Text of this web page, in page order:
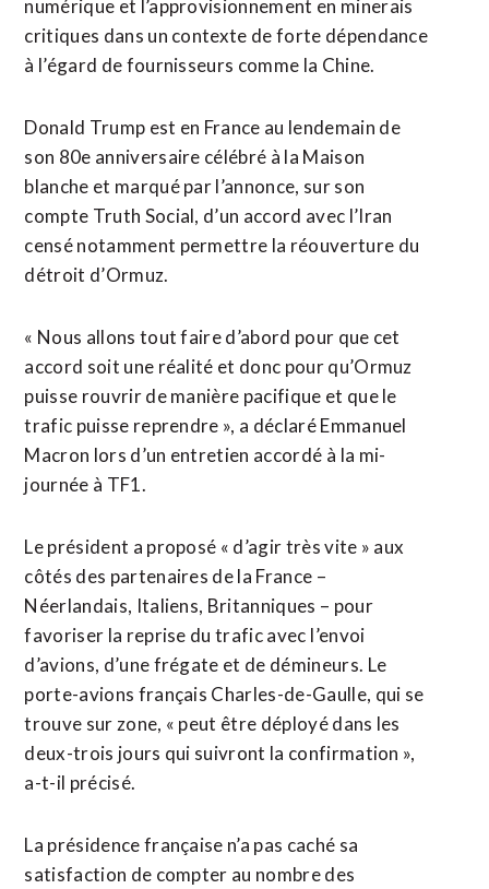
numérique et l’approvisionnement ​en minerais
critiques dans un contexte de forte dépendance
à l’égard de fournisseurs comme la Chine.
Donald Trump est en France au lendemain de
son 80e anniversaire célébré à la Maison
blanche et marqué par l’annonce, sur son
compte Truth Social, d’un accord avec l’Iran
censé notamment permettre la réouverture du
détroit d’Ormuz.
« Nous allons tout faire d’abord pour que cet
accord soit une réalité et donc pour qu’Ormuz
puisse rouvrir de manière pacifique et que le
trafic puisse reprendre », a déclaré Emmanuel
Macron lors d’un entretien accordé ⁠à la mi-
journée à TF1.
Le président a proposé « d’agir très vite » aux
côtés des partenaires de la France –
Néerlandais, Italiens, Britanniques – pour
favoriser la reprise du trafic avec ⁠l’envoi
d’avions, d’une frégate et de démineurs. Le
porte-avions français Charles-de-Gaulle, qui se
trouve sur zone, « peut être déployé dans les
deux-trois jours qui suivront la confirmation »,
a-t-il précisé.
La présidence française n’a pas caché sa
satisfaction de compter au nombre des